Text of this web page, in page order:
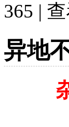
365 |
异地